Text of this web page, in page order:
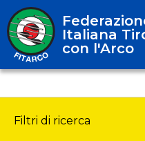
Italiana
con l'Arco
Filtri di ricerca